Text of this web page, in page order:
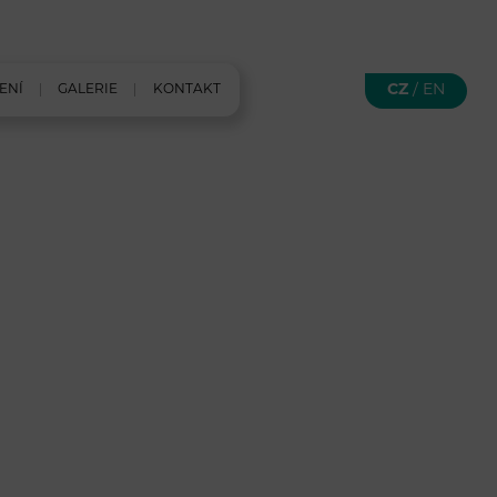
CZ / EN
GALERIE KONTAKT